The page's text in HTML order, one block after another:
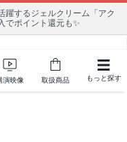
躍するジェルクリーム「アク
ポイント還元も✨
演映像 取扱商品 もっと探す